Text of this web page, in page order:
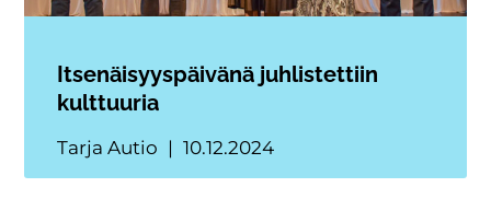
Itsenäisyyspäivänä juhlistettiin
kulttuuria
Tarja Autio 10.12.2024